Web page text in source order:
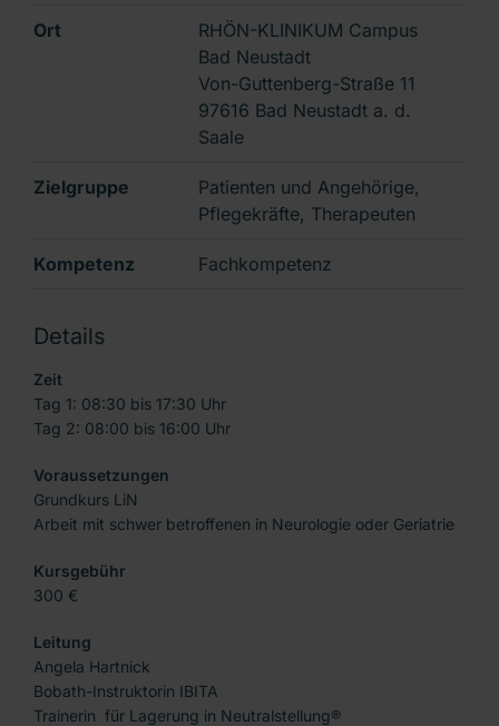
Ort
RHÖN-KLINIKUM Campus
Bad Neustadt
Von-Guttenberg-Straße 11
97616 Bad Neustadt a. d.
Saale
Zielgruppe
Patienten und Angehörige,
Pflegekräfte, Therapeuten
Kompetenz Fachkompetenz
Details
Zeit
Tag 1: 08:30 bis 17:30 Uhr
Tag 2: 08:00 bis 16:00 Uhr
Voraussetzungen
Grundkurs LiN
Arbeit mit schwer betroffenen in Neurologie oder Geriatrie
Kursgebühr
300 €
Leitung
Angela Hartnick
Bobath-Instruktorin IBITA
Trainerin für Lagerung in Neutralstellung®